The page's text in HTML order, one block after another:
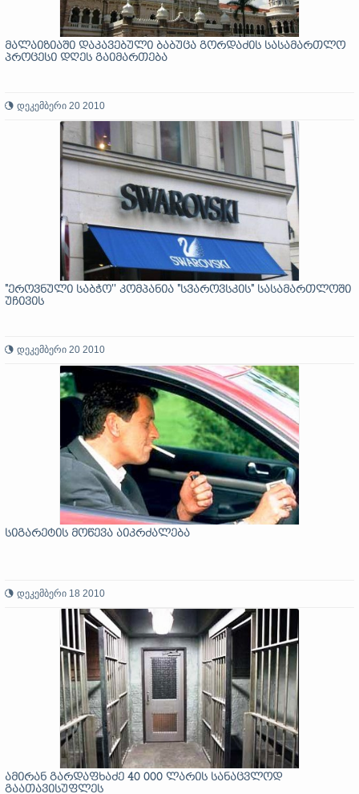
მალაიზიაში დაკავებული ბაბუცა გორდაძის სასამართლო
პროცესი დღეს გაიმართება
დეკემბერი 20 2010
"ეროვნული საბჭო'' კომპანია "სვაროვსკის" სასამართლოში
უჩივის
დეკემბერი 20 2010
სიგარეტის მოწევა აიკრძალება
დეკემბერი 18 2010
ამირან გარდაფხაძე 40 000 ლარის სანაცვლოდ
გაათავისუფლეს